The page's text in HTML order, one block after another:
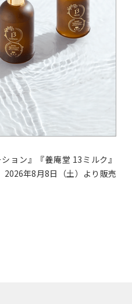
ョン』『養庵堂 13ミルク』
2026年8月8日（土）より販売